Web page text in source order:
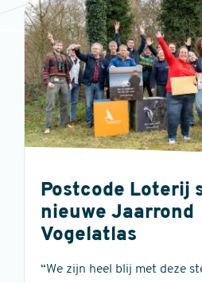
Postcode Loterij
nieuwe Jaarrond
Vogelatlas
“We zijn heel blij met deze